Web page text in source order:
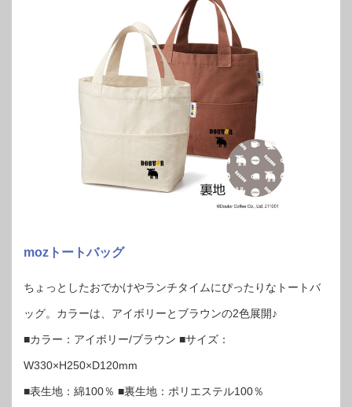
mozトートバッグ
ちょっとしたおでかけやランチタイムにぴったりなトートバ
ッグ。カラーは、アイボリーとブラウンの2色展開♪
■カラー：アイボリー/ブラウン ■サイズ：
W330×H250×D120mm
■表生地：綿100％ ■裏生地：ポリエステル100％